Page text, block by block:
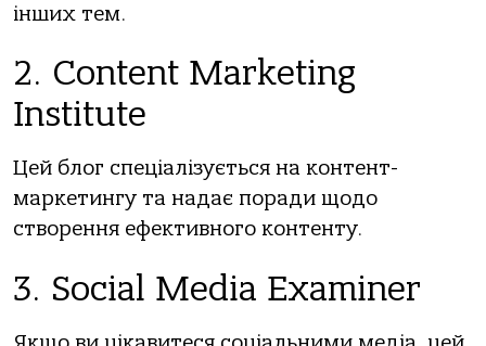
інших тем.
2. Content Marketing
Institute
Цей блог спеціалізується на контент-
маркетингу та надає поради щодо
створення ефективного контенту.
3. Social Media Examiner